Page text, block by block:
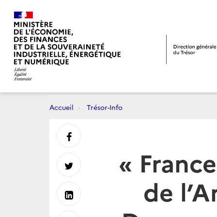
Accueil Trésor-Info
«
de
Partager
sur
Partager
sur
Partager